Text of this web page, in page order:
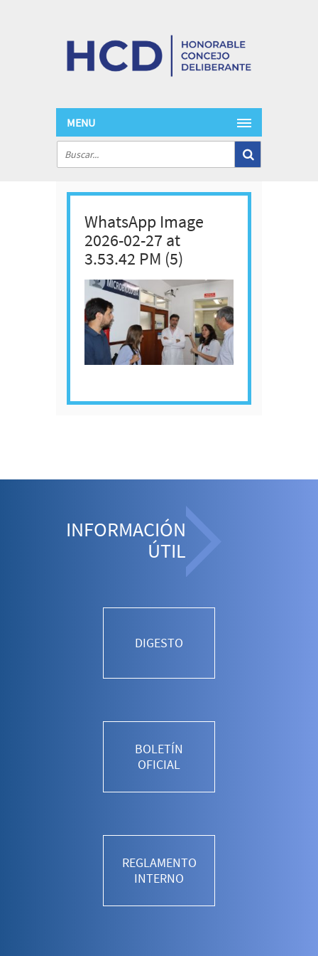
MENU
WhatsApp Image
2026-02-27 at
3.53.42 PM (5)
INFORMACIÓN
ÚTIL
DIGESTO
BOLETÍN
OFICIAL
REGLAMENTO
INTERNO